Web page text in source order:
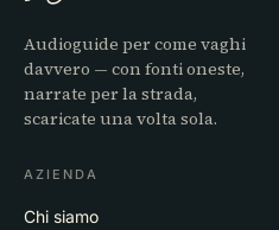
Audioguide per come vaghi
davvero — con fonti oneste,
narrate per la strada,
scaricate una volta sola.
AZIENDA
Chi siamo